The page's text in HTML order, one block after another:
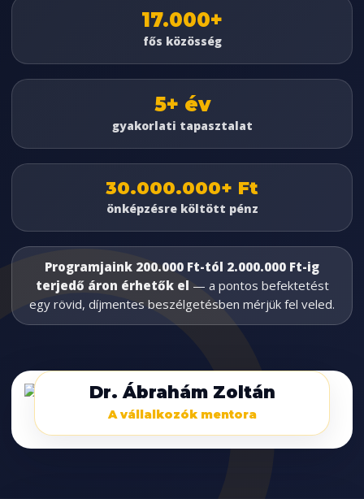
17.000+
fős közösség
5+ év
gyakorlati tapasztalat
30.000.000+ Ft
önképzésre költött pénz
Programjaink 200.000 Ft-tól 2.000.000 Ft-ig
terjedő áron érhetők el — a pontos befektetést
egy rövid, díjmentes beszélgetésben mérjük fel veled.
Dr. Ábrahám Zoltán
A vállalkozók mentora